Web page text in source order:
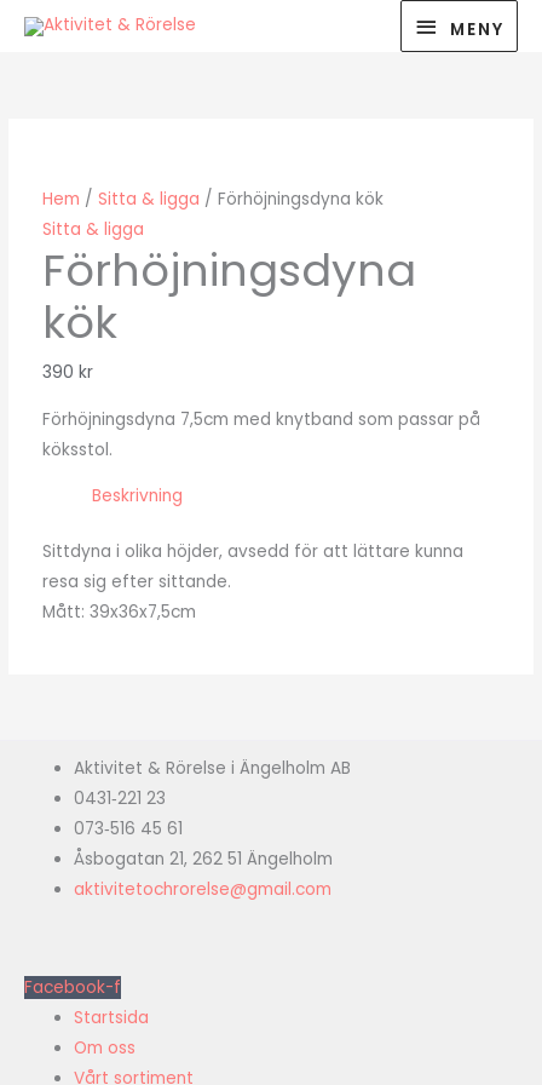
Hoppa
MENY
MENY
Hem / Sitta & ligga / Förhöjningsdyna kök
Sitta & ligga
Förhöjningsdyna
kök
390 kr
Förhöjningsdyna 7,5cm med knytband som passar på
köksstol.
Beskrivning
Sittdyna i olika höjder, avsedd för att lättare kunna
resa sig efter sittande.
Mått: 39x36x7,5cm
Aktivitet & Rörelse i Ängelholm AB
0431‑221 23
073‑516 45 61
Åsbogatan 21, 262 51 Ängelholm
aktivitetochrorelse@gmail.com
Facebook-f
Startsida
Om oss
Vårt sortiment